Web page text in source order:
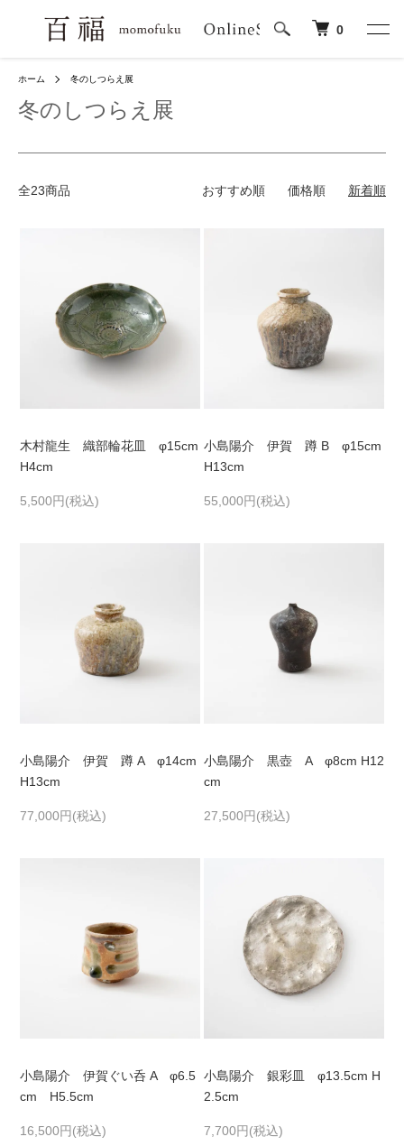
0
ホーム 冬のしつらえ展
冬のしつらえ展
全23商品 おすすめ順 価格順 新着順
木村龍生 織部輪花皿 φ15cm
H4cm
5,500円(税込)
小島陽介 伊賀 蹲 B φ15cm
H13cm
55,000円(税込)
小島陽介 伊賀 蹲 A φ14cm
H13cm
77,000円(税込)
小島陽介 黒壺 A φ8cm H12
cm
27,500円(税込)
小島陽介 伊賀ぐい呑 A φ6.5
cm H5.5cm
16,500円(税込)
小島陽介 銀彩皿 φ13.5cm H
2.5cm
7,700円(税込)